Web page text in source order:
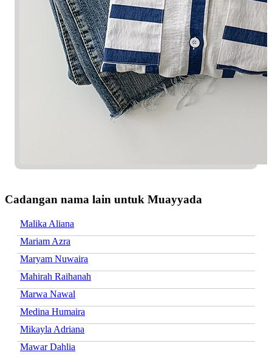
Cadangan nama lain untuk Muayyada
Malika Aliana
Mariam Azra
Maryam Nuwaira
Mahirah Raihanah
Marwa Nawal
Medina Humaira
Mikayla Adriana
Mawar Dahlia